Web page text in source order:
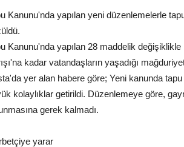
Kanunu'nda yapılan yeni düzenlemelerle
Kanunu'nda yapılan 28 maddelik
kadar vatandaşların yaşadığı
yer alan habere göre; Yeni kanunda
kolaylıklar getirildi. Düzenlemeye göre,
gerek kalmadı.
yarar